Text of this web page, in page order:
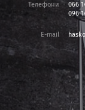
Паперотримач
Hasko,
оформлення
надійно
присосок, які
унікальній
фіксуються на
Виготовляються
нержавіючої
Телефони
066
096
E-mail